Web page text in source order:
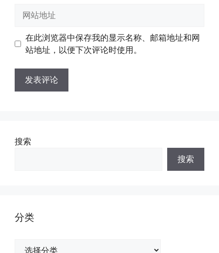
址
址
在此浏览器中保存我的显示名称、邮箱地址和网
站地址，以便下次评论时使用。
搜索
搜索
分类